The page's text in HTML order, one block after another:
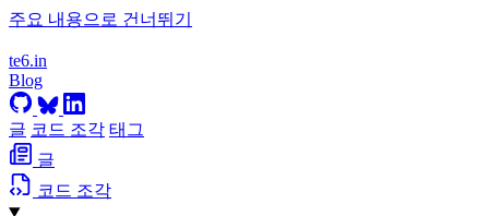
주요 내용으로 건너뛰기
te6.in
Blog
글 코드 조각 태그
글
코드 조각